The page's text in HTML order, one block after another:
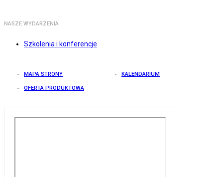
NASZE WYDARZENIA
Szkolenia i konferencje
MAPA STRONY KALENDARIUM
OFERTA PRODUKTOWA